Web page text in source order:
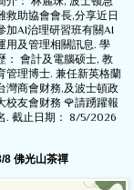
救助協會會長,分享近日
加AI治理研習班有關AI
用及管理相關訊息. 學
： 會計及電腦硕士, 教
管理博士. 兼任新英格蘭
灣商會财務,及波士頓政
校友會财務 🌹請踴躍報
. 截止日期： 8/5/2026
8 佛光山茶禪